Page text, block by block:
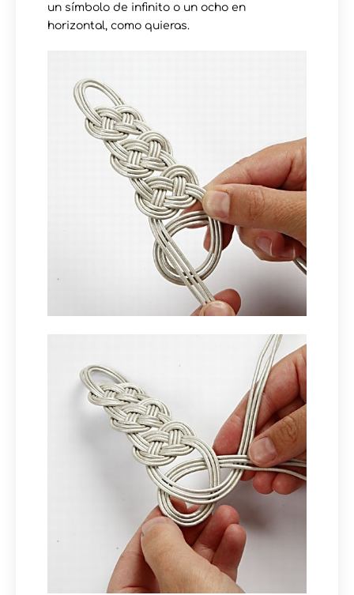
un símbolo de infinito o un ocho en
horizontal, como quieras.